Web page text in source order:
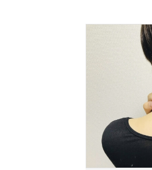
脊柱管狭窄症でお
肩こりでお悩みの方
変形性股関節症で
股関節（足の付け
膝・膝裏の痛みで
猫背・反り腰・姿